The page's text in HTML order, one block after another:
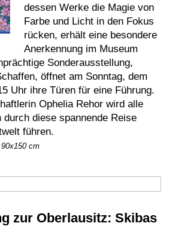
dessen Werke die Magie von
Farbe und Licht in den Fokus
rücken, erhält eine besondere
Anerkennung im Museum
Sonderausstellung,
öffnet am Sonntag, dem
Uhr ihre Türen für eine Führung.
Ophelia Rehor wird alle
diese spannende Reise
führen.
cm
zur Oberlausitz: Skibas